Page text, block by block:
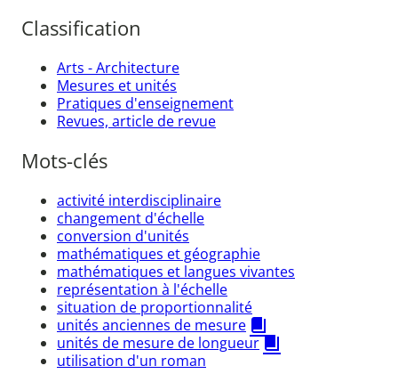
Classification
Arts - Architecture
Mesures et unités
Pratiques d'enseignement
Revues, article de revue
Mots-clés
activité interdisciplinaire
changement d'échelle
conversion d'unités
mathématiques et géographie
mathématiques et langues vivantes
représentation à l'échelle
situation de proportionnalité
unités anciennes de mesure
unités de mesure de longueur
utilisation d'un roman